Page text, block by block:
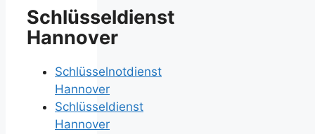
Schlüsseldienst
Hannover
Schlüsselnotdienst
Hannover
Schlüsseldienst
Hannover